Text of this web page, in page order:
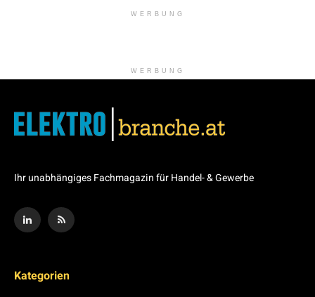
WERBUNG
WERBUNG
Ihr unabhängiges Fachmagazin für Handel- & Gewerbe
Kategorien